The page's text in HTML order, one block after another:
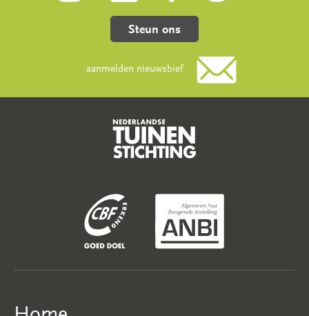
Steun ons
aanmelden nieuwsbief